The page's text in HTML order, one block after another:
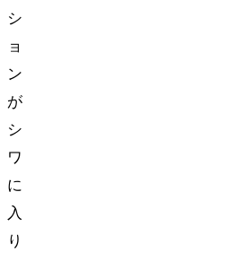
シ
ョ
ン
が
シ
ワ
に
入
り